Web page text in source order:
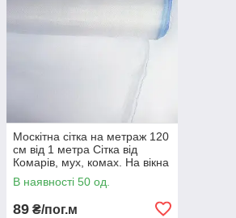
Москітна сітка на метраж 120
см від 1 метра Сітка від
Комарів, мух, комах. На вікна
і двері
В наявності 50 од.
89 ₴/пог.м